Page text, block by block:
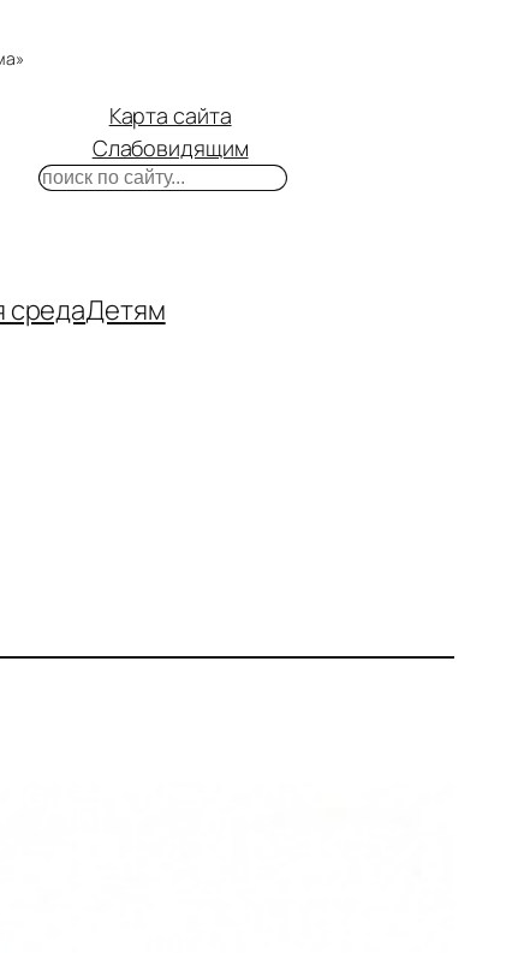
Карта сайта
Слабовидящим
Поиск
средаДетям